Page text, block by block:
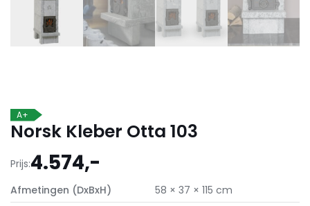
A+
Norsk Kleber Otta 103
Prijs:4.574,-
Afmetingen (DxBxH)
58 × 37 × 115 cm